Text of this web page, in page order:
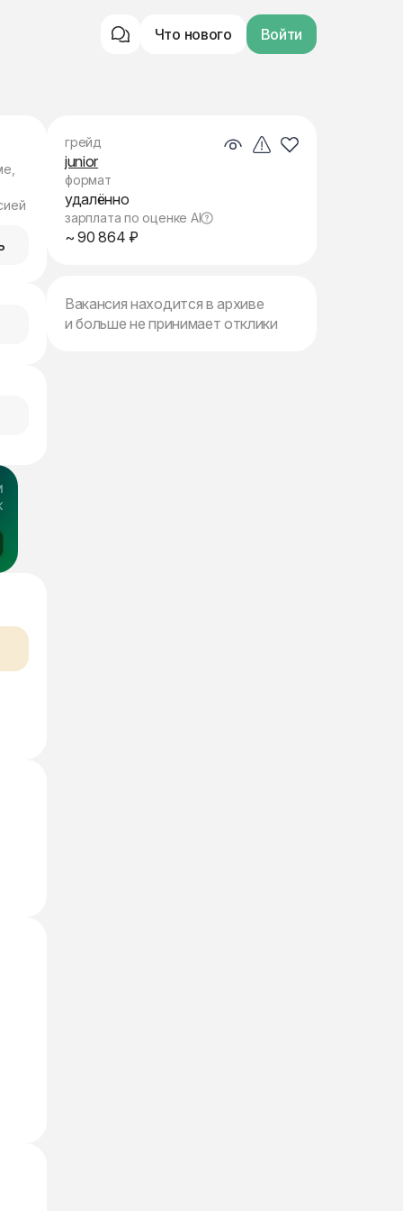
Что нового Войти
грейд
junior
формат
удалённо
зарплата по оценке AI
~ 90 864 ₽
Вакансия находится в архиве
и больше не принимает отклики